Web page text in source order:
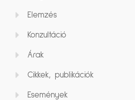
Elemzés
Konzultáció
Árak
Cikkek, publikációk
Események